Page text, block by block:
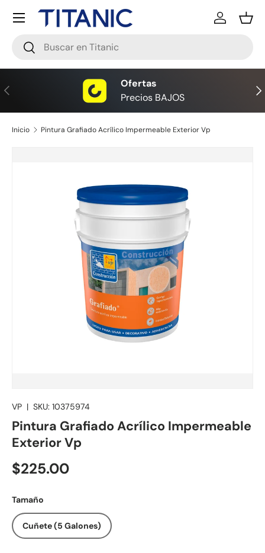
Ir al contenido
Buscar
Buscar
Iniciar
Menú
Anterior
Ofertas
Precios BAJOS
Inicio Pintura Grafiado Acrílico Impermeable Exterior Vp
VP | SKU: 10375974
Pintura Grafiado Acrílico Impermeable
Exterior Vp
$225.00
Tamaño
Cuñete (5 Galones)